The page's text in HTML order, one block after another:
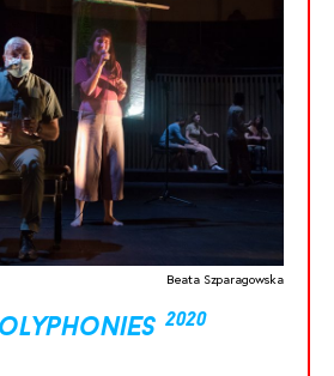
Beata Szparagowska
2020